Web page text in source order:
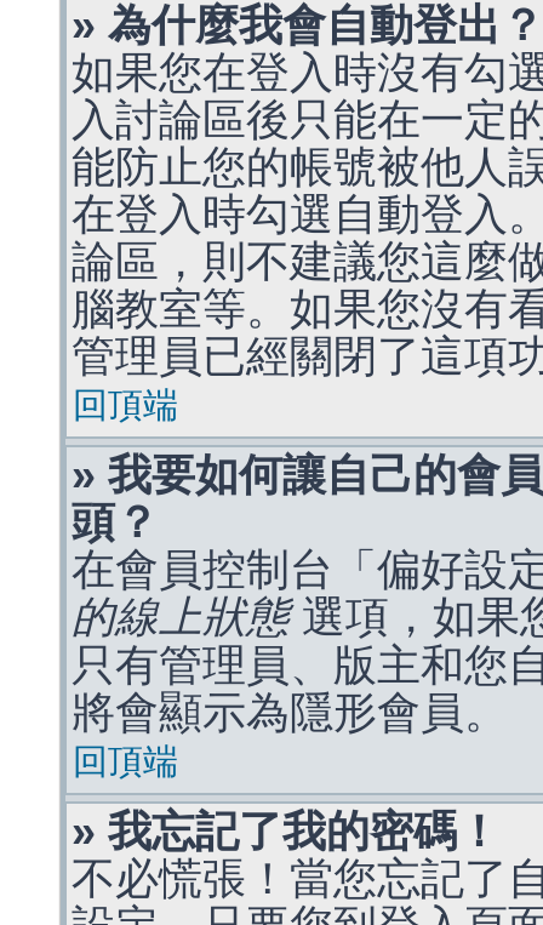
» 為什麼我會自動登出？
如果您在登入時沒有勾
入討論區後只能在一定
能防止您的帳號被他人
在登入時勾選自動登入
論區，則不建議您這麼
腦教室等。如果您沒有
管理員已經關閉了這項
回頂端
» 我要如何讓自己的會
頭？
在會員控制台「偏好設
的線上狀態選項，如果
只有管理員、版主和您
將會顯示為隱形會員。
回頂端
» 我忘記了我的密碼！
不必慌張！當您忘記了